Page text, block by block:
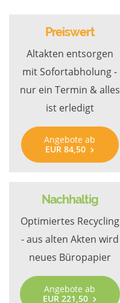
Preiswert
Altakten entsorgen
mit Sofortabholung -
nur ein Termin & alles
ist erledigt
Angebote ab
EUR 84,50
Nachhaltig
Optimiertes Recycling
- aus alten Akten wird
neues Büropapier
Angebote ab
EUR 221,50